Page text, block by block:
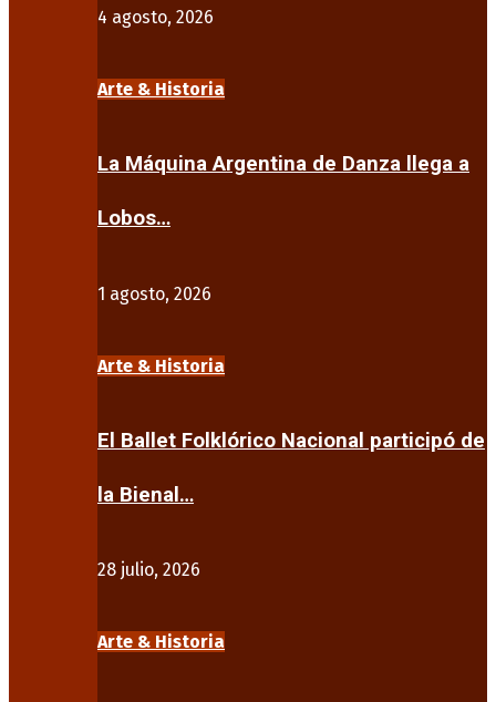
4 agosto, 2026
Arte & Historia
La Máquina Argentina de Danza llega a
Lobos…
1 agosto, 2026
Arte & Historia
El Ballet Folklórico Nacional participó de
la Bienal…
28 julio, 2026
Arte & Historia